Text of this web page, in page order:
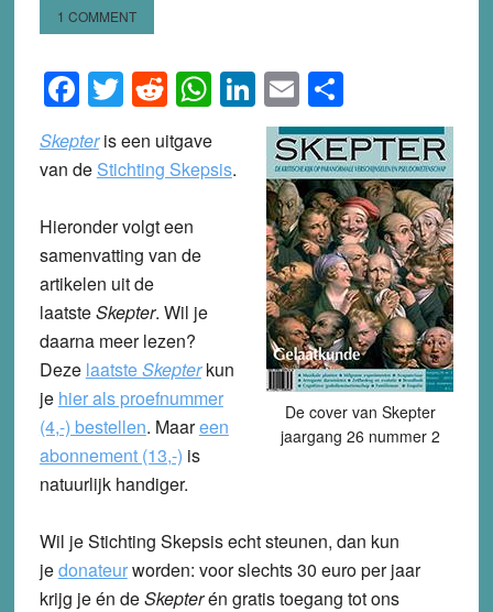
1 COMMENT
Facebook
Twitter
Reddit
WhatsApp
LinkedIn
EmailShare
De cover van Skepter
jaargang 26 nummer 2
Skepteris een uitgave
van de Stichting Skepsis.
Hieronder volgt een
samenvatting van de
artikelen uit de
laatsteSkepter. Wil je
daarna meer lezen?
Deze laatsteSkepterkun
je hier als proefnummer
(4,-) bestellen. Maareen
abonnement (13,-) is
natuurlijk handiger.
Wil je Stichting Skepsis echt steunen, dan kun
jedonateurworden: voor slechts 30 euro per jaar
krijg je én deSkepterén gratis toegang tot ons